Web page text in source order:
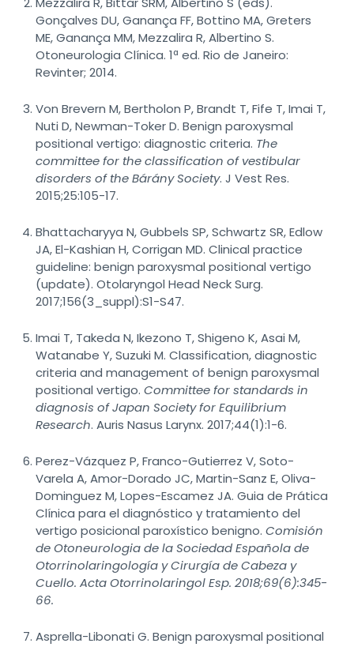
Gonçalves DU, Ganança FF, Bottino MA, Greters
ME, Ganança MM, Mezzalira R, Albertino S.
Otoneurologia Clínica. 1ª ed. Rio de Janeiro:
Revinter; 2014.
Von Brevern M, Bertholon P, Brandt T, Fife T, Imai T,
Nuti D, Newman-Toker D. Benign paroxysmal
positional vertigo: diagnostic criteria. The
committee for the classification of vestibular
disorders of the Bárány Society. J Vest Res.
2015;25:105-17.
Bhattacharyya N, Gubbels SP, Schwartz SR, Edlow
JA, El-Kashian H, Corrigan MD. Clinical practice
guideline: benign paroxysmal positional vertigo
(update). Otolaryngol Head Neck Surg.
2017;156(3_suppl):S1-S47.
Imai T, Takeda N, Ikezono T, Shigeno K, Asai M,
Watanabe Y, Suzuki M. Classification, diagnostic
criteria and management of benign paroxysmal
positional vertigo. Committee for standards in
diagnosis of Japan Society for Equilibrium
Research. Auris Nasus Larynx. 2017;44(1):1-6.
Perez-Vázquez P, Franco-Gutierrez V, Soto-
Varela A, Amor-Dorado JC, Martin-Sanz E, Oliva-
Dominguez M, Lopes-Escamez JA. Guia de Prática
Clínica para el diagnóstico y tratamiento del
vertigo posicional paroxístico benigno. Comisión
de Otoneurologia de la Sociedad Española de
Otorrinolaringología y Cirurgía de Cabeza y
Cuello. Acta Otorrinolaringol Esp. 2018;69(6):345-
66.
Asprella-Libonati G. Benign paroxysmal positional